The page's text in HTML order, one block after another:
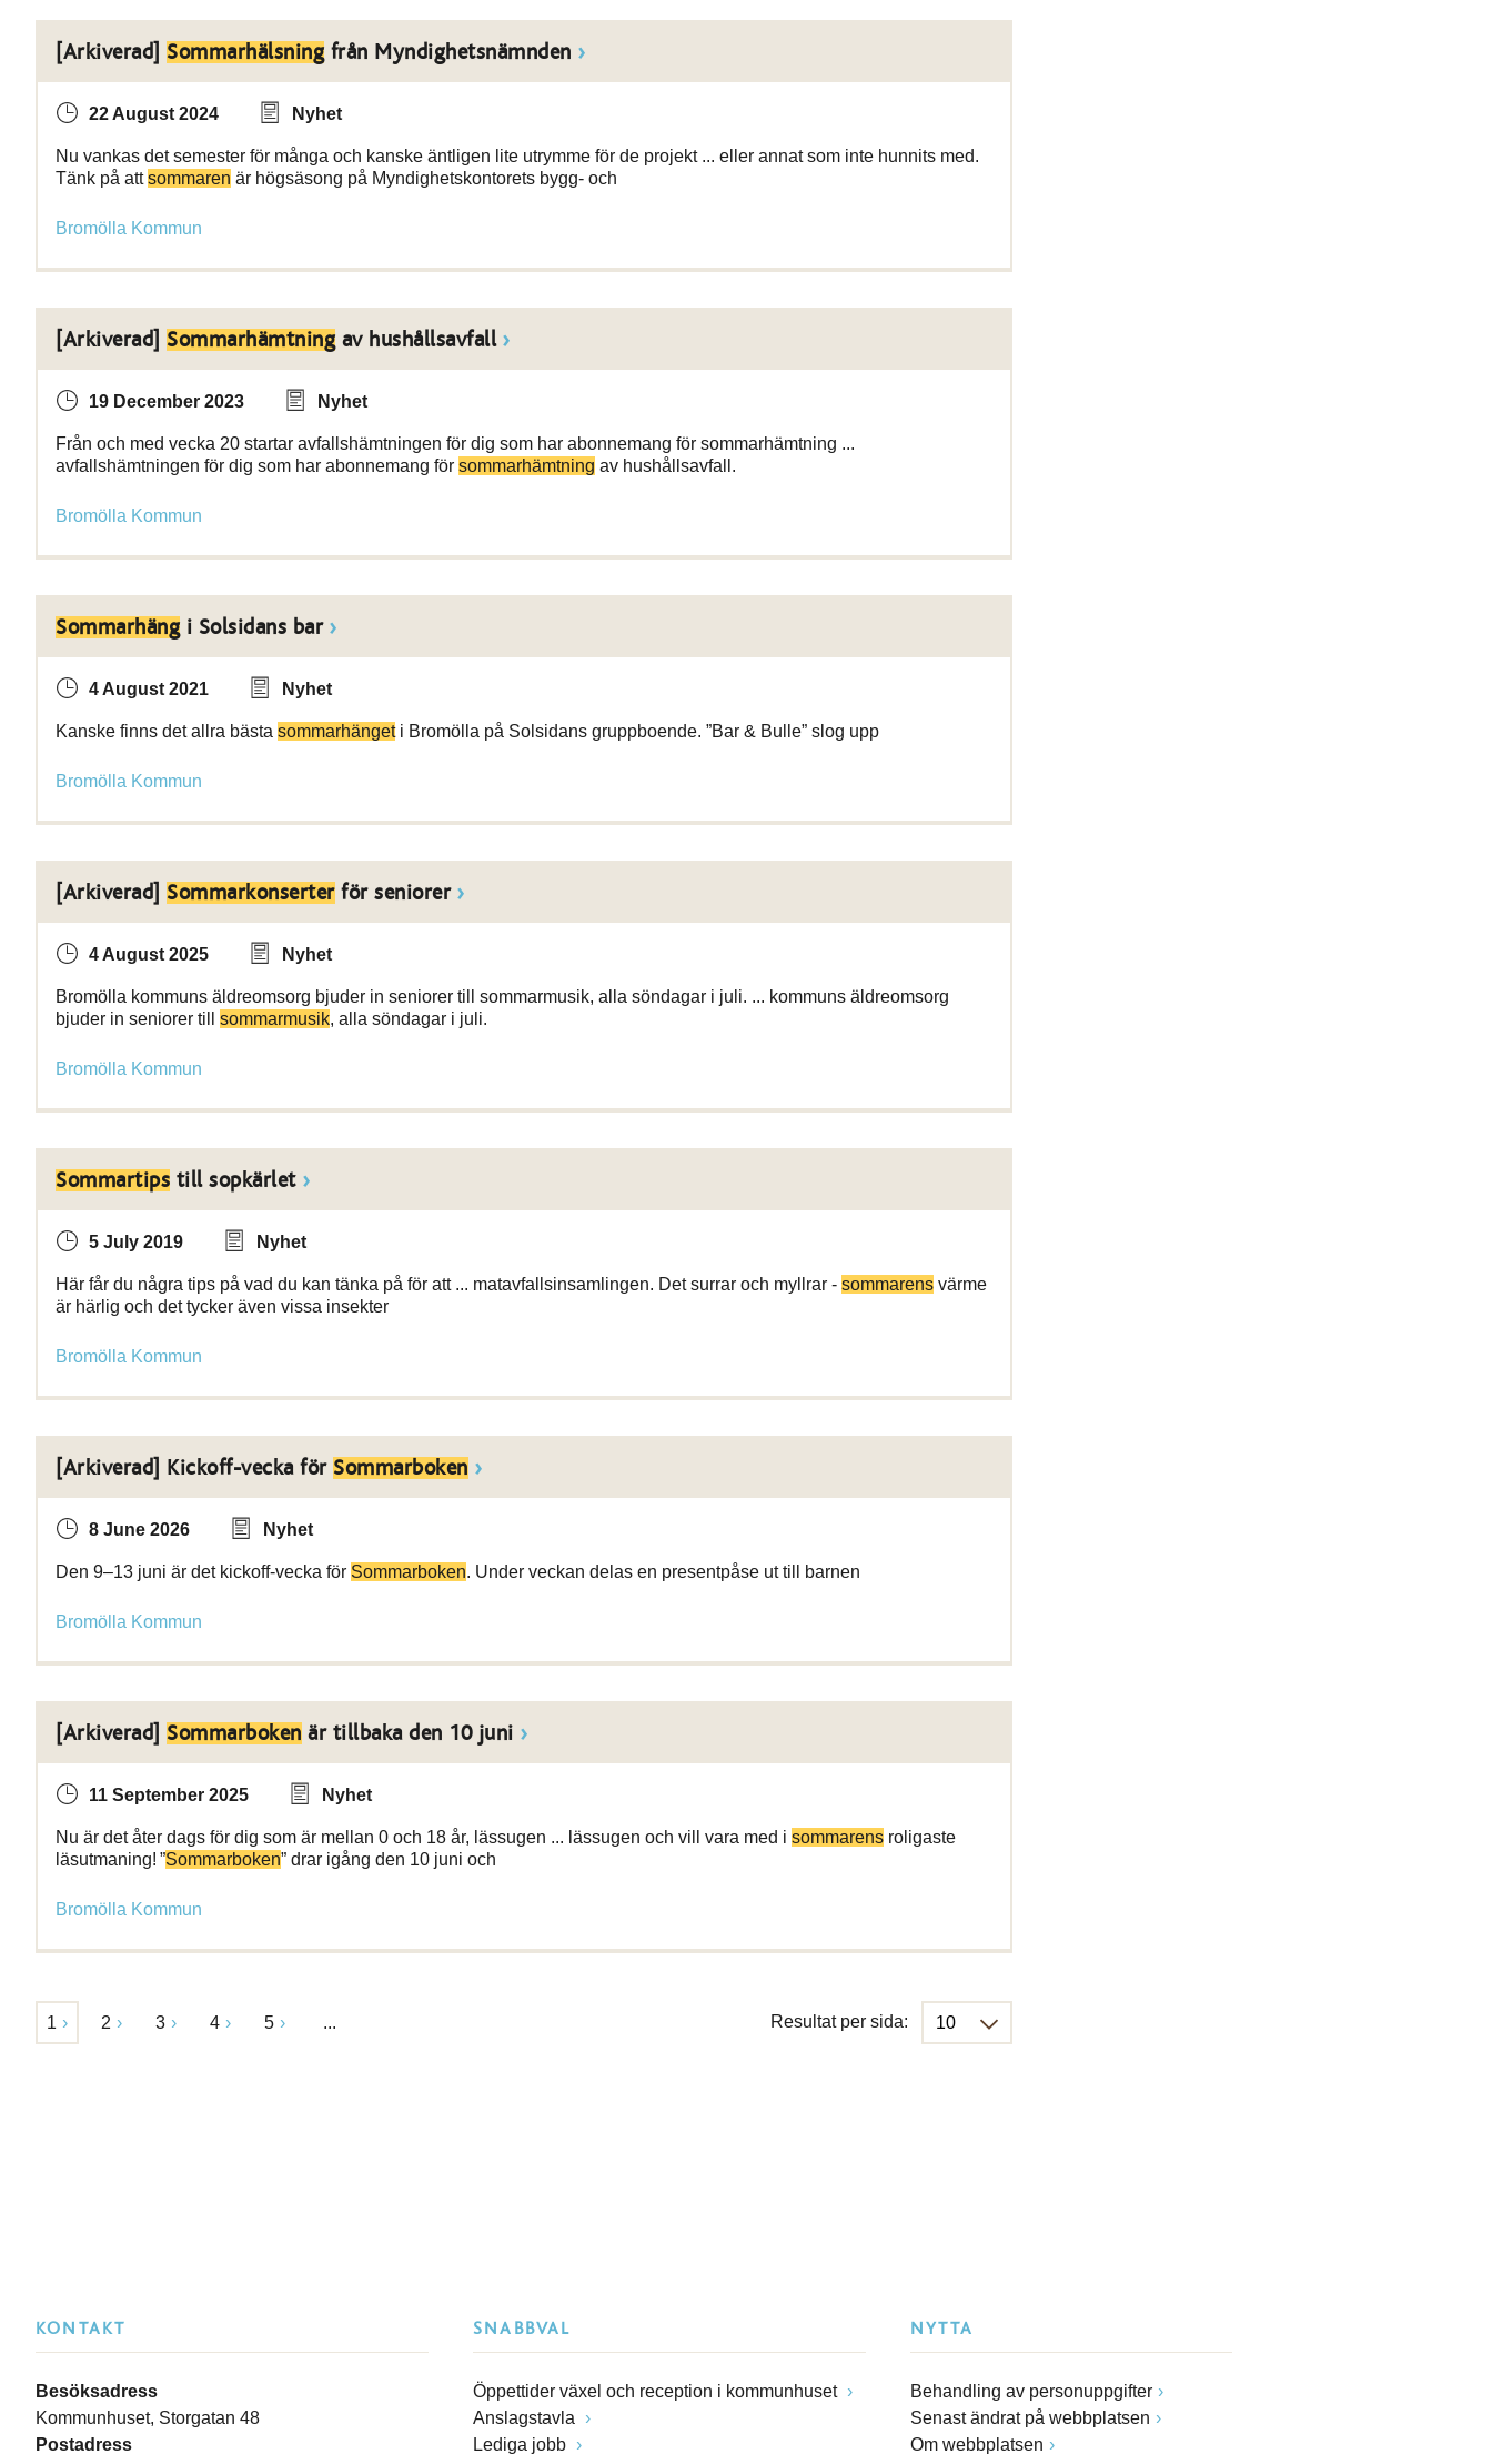
[Arkiverad] Sommarhälsning från Myndighetsnämnden
22 August 2024 Nyhet
Nu vankas det semester för många och kanske äntligen lite utrymme för de projekt ... eller annat som inte hunnits med.
Tänk på attsommaren är högsäsong på Myndighetskontorets bygg- och
Bromölla Kommun
[Arkiverad] Sommarhämtning av hushållsavfall
19 December 2023 Nyhet
Från och med vecka 20 startar avfallshämtningen för dig som har abonnemang för sommarhämtning ...
avfallshämtningen för dig som har abonnemang för sommarhämtning av hushållsavfall.
Bromölla Kommun
Sommarhäng i Solsidans bar
4 August 2021 Nyhet
Kanske finns det allra bästa sommarhängeti Bromölla på Solsidans gruppboende. ”Bar & Bulle” slog upp
Bromölla Kommun
[Arkiverad] Sommarkonserterför seniorer
4 August 2025 Nyhet
Bromölla kommuns äldreomsorg bjuder in seniorer till sommarmusik, alla söndagar i juli. ... kommuns äldreomsorg
bjuder in seniorer till sommarmusik, alla söndagar i juli.
Bromölla Kommun
Sommartips till sopkärlet
5 July 2019 Nyhet
Här får du några tips på vad du kan tänka på för att ... matavfallsinsamlingen. Det surrar och myllrar - sommarens värme
är härlig och det tycker även vissa insekter
Bromölla Kommun
[Arkiverad] Kickoff-vecka för Sommarboken
8 June 2026 Nyhet
Den 9–13 juni är det kickoff-vecka för Sommarboken. Under veckan delas en presentpåse ut till barnen
Bromölla Kommun
[Arkiverad] Sommarboken är tillbaka den 10 juni
11 September 2025 Nyhet
Nu är det åter dags för dig som är mellan 0 och 18 år, lässugen ... lässugen och vill vara med i sommarens roligaste
läsutmaning! ”Sommarboken” drar igång den 10 juni och
Bromölla Kommun
1 2 3 4 5 ... Resultat per sida:
KONTAKT
Besöksadress
Kommunhuset, Storgatan 48
Postadress
SNABBVAL
Öppettider växel och reception i kommunhuset
Anslagstavla
Lediga jobb
NYTTA
Behandling av personuppgifter
Senast ändrat på webbplatsen
Om webbplatsen